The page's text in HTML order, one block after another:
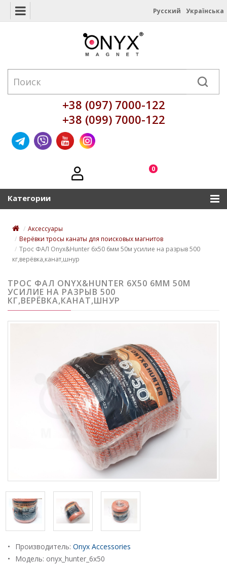
Русский Українська
+38 (097) 7000-122
+38 (099) 7000-122
0
Категории
Аксессуары
Верёвки тросы канаты для поисковых магнитов
Трос ФАЛ Onyx&Hunter 6x50 6мм 50м усилие на разрыв 500
кг,верёвка,канат,шнур
ТРОС ФАЛ ONYX&HUNTER 6X50 6ММ 50М
УСИЛИЕ НА РАЗРЫВ 500
КГ,ВЕРЁВКА,КАНАТ,ШНУР
Производитель: Onyx Accessories
Модель: onyx_hunter_6x50